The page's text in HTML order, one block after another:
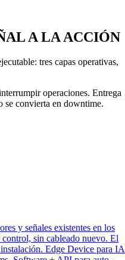
tres capas operativas,
operaciones. Entrega